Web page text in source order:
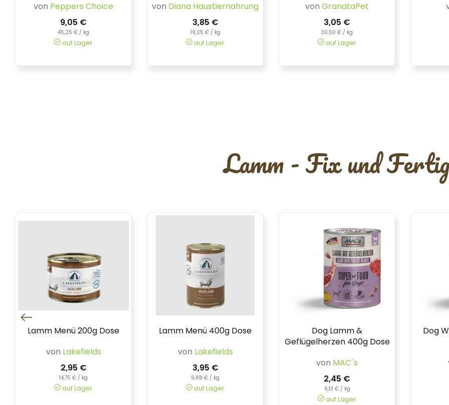
von Peppers Choice
9,05 €
45,25 € / kg
auf Lager
von Diana Haustiernahrung
3,85 €
19,25 € / kg
auf Lager
von GranataPet
3,05 €
30,50 € / kg
auf Lager
Lamm - Fix und
Lamm Menü 200g Dose
von Lakefields
2,95 €
14,75 € / kg
auf Lager
Lamm Menü 400g Dose
von Lakefields
3,95 €
9,88 € / kg
auf Lager
Dog Lamm &
Geflügelherzen 400g Dose
von MAC´s
2,45 €
6,13 € / kg
auf Lager
Dog